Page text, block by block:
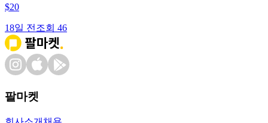
$20
18일 전 조회 46
팔마켓